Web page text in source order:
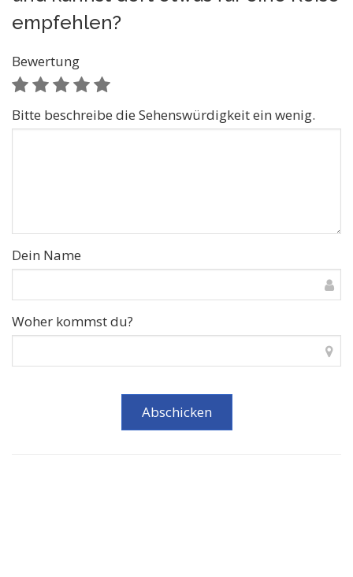
empfehlen?
Bewertung
Bitte beschreibe die Sehenswürdigkeit ein wenig.
Dein Name
Woher kommst du?